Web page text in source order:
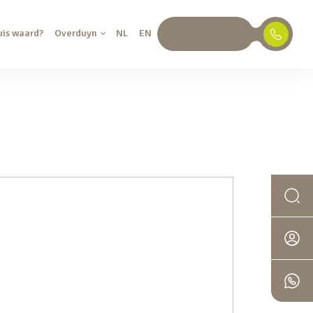
waard? Overduyn NL EN